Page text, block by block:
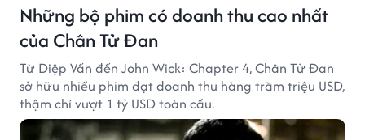
Những bộ phim có doanh thu cao nhất
của Chân Tử Đan
Từ Diệp Vấn đến John Wick: Chapter 4, Chân Tử Đan
sở hữu nhiều phim đạt doanh thu hàng trăm triệu USD,
thậm chí vượt 1 tỷ USD toàn cầu.